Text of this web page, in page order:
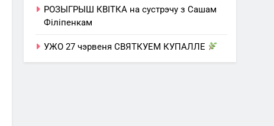
РОЗЫГРЫШ КВІТКА на сустрэчу з Сашам
Філіпенкам
УЖО 27 чэрвеня СВЯТКУЕМ КУПАЛЛЕ